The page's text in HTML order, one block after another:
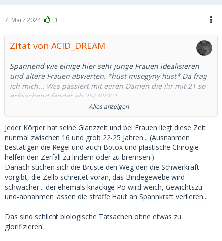
7. März 2024 +3
Zitat von ACID_DREAM
Spannend wie einige hier sehr junge Frauen idealisieren
und ältere Frauen abwerten. *hust misogyny hust* Da frag
ich mich... Was passiert mit euren Damen die ihr mit 21 so
erfrischend fandet ab 25/30/35?
Ich hab hier eben bei 30+ schon was von Krampfadern
gelesen. Plötzlich verwandeln sich alle Damen in Drachen
die dumm wie stulle sind und Jammern? Zumindest gibt's
hier ein paar Sätze die das vermuten lassen.
Das zeugt doch auch schon von einem BestätigungsBias:
Bitte nur wahrnehmen was ins Bild passt um die eigenen
Bedürfnisse zu begründen. Oder sie rechtfertigen?
Also die Leidenschaft mit der hier teils sehr junge Frauen
glorifiziert werden ist erstaunlich.
Alles anzeigen
Jeder Körper hat seine Glanzzeit und bei Frauen liegt diese Zeit
nunmal zwischen 16 und grob 22-25 Jahren... (Ausnahmen
bestätigen die Regel und auch Botox und plastische Chirogie
helfen den Zerfall zu lindern oder zu bremsen.)
Danach suchen sich die Brüste den Weg den die Schwerkraft
vorgibt, die Zello schreitet voran, das Bindegewebe wird
schwächer... der ehemals knackige Po wird weich, Gewichtszu
und-abnahmen lassen die straffe Haut an Spannkraft verlieren...
Das sind schlicht biologische Tatsachen ohne etwas zu
glorifizieren.